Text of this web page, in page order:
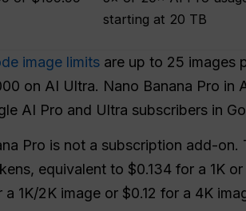
starting at 20 TB
image limits are up to 25 images
on AI Ultra. Nano Banana Pro
AI Pro and Ultra subscribers in
Pro is not a subscription add-on.
equivalent to $0.134 for a 1K
1K/2K image or $0.12 for a 4K